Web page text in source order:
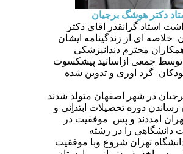
دکتر هوشگ برجیان
استاد گرانقدر اقای دکتر
خلاصه ای از زندگینامه ایشان
محترم دندانپزشکی
توسط جمعی ازاساتید پیشکسوت
گرد اوری و تدوین شده
در شهر اصفهان متولد شدند
رساندن دوره تحصیلات ابتداِئی و
امددند و پس موفقیت در
دانشگاهی را در رشته
تهران شروع وبا موفقیت